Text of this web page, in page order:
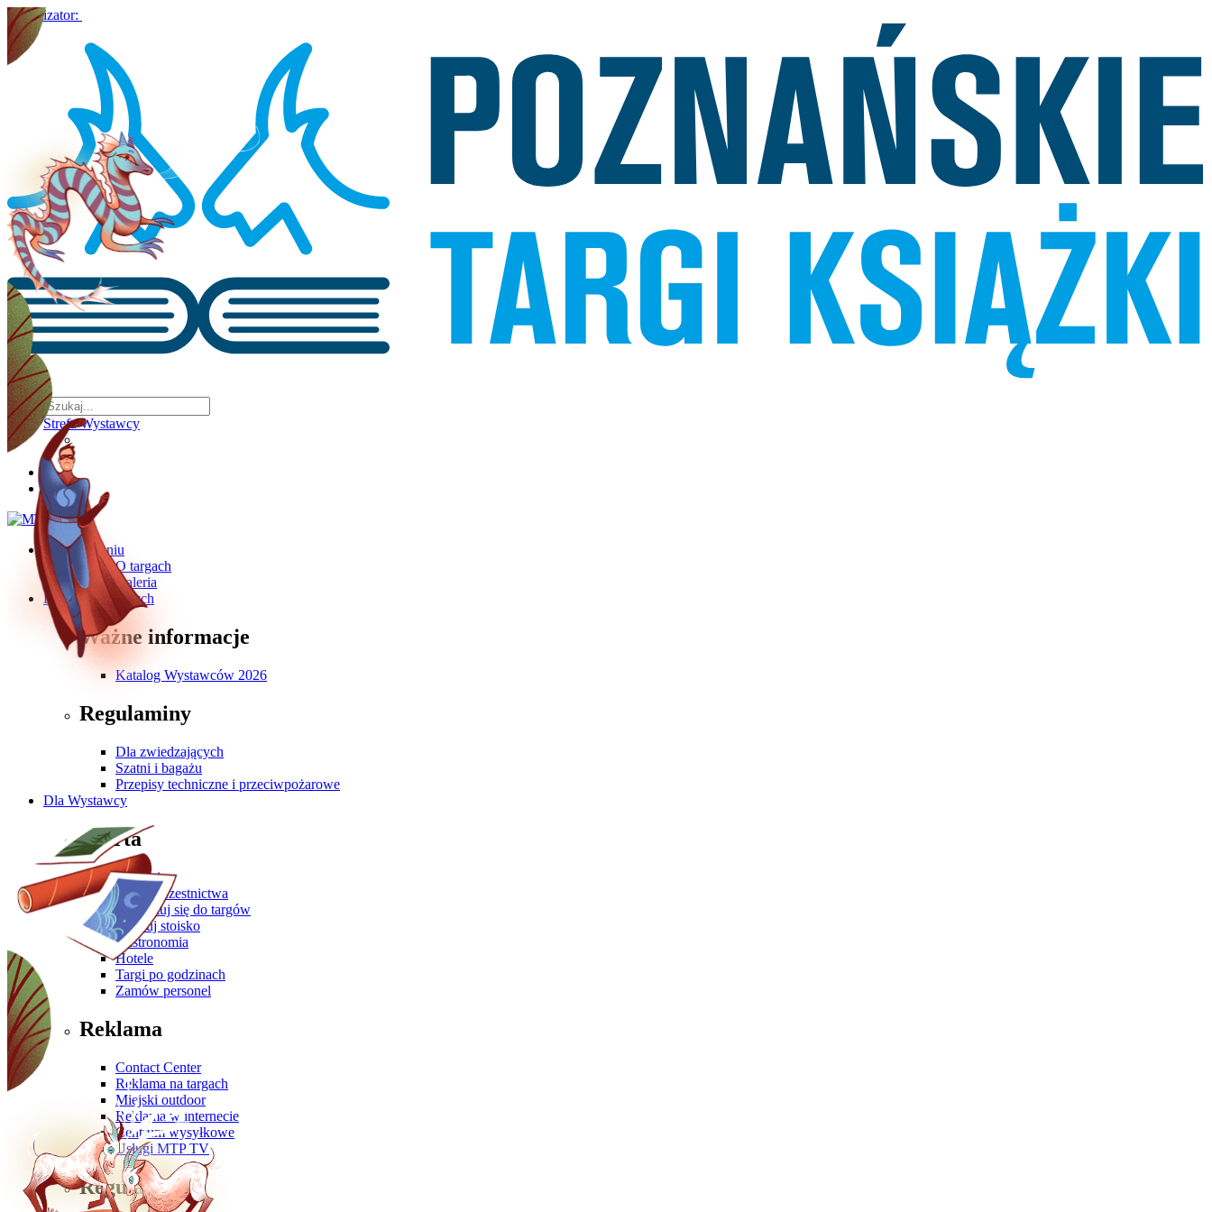
Organizator:
Strefa Wystawcy
O wydarzeniu
O targach
Galeria
Dla Zwiedzających
Ważne informacje
Katalog Wystawców 2026
Regulaminy
Dla zwiedzających
Szatni i bagażu
Przepisy techniczne i przeciwpożarowe
Dla Wystawcy
Oferta
Zgłoś się
Oferta uczestnictwa
Przygotuj się do targów
Zbuduj stoisko
Gastronomia
Hotele
Targi po godzinach
Zamów personel
Reklama
Contact Center
Reklama na targach
Miejski outdoor
Reklama w internecie
Centrum wysyłkowe
Usługi MTP TV
Regulaminy